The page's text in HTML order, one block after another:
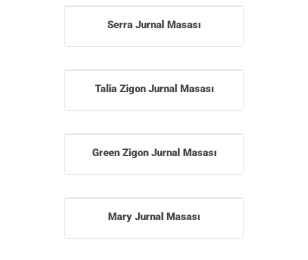
Serra Jurnal Masası
Talia Zigon Jurnal Masası
Green Zigon Jurnal Masası
Mary Jurnal Masası